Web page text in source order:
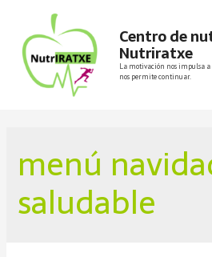
Centro de
Nutriratxe
La motivación nos impulsa
nos permite continuar.
menú
saludable